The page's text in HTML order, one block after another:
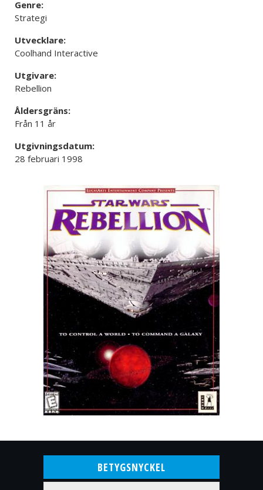
Genre:
Strategi
Utvecklare:
Coolhand Interactive
Utgivare:
Rebellion
Åldersgräns:
Från 11 år
Utgivningsdatum:
28 februari 1998
BETYGSNYCKEL